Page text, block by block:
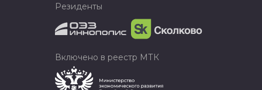
Резиденты
Включено в реестр МТК